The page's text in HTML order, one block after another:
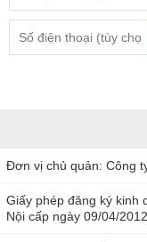
Đơn vị chủ quản: Công
Giấy phép đăng ký kinh
Nội cấp ngày 09/04/2012